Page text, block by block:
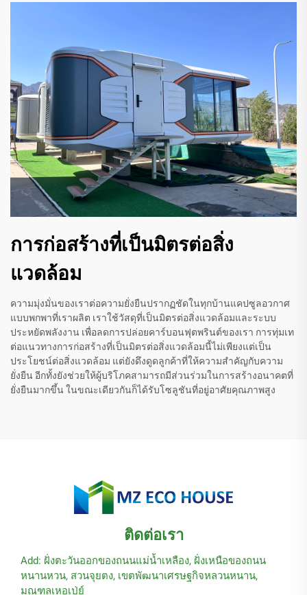
การก่อสร้างที่เป็นมิตรต่อสิ่ง
แวดล้อม
ความมุ่งมั่นของเราต่อความยั่งยืนปรากฏชัดในทุกบ้านแคปซูลอวกาศ
แบบพกพาที่เราผลิต เราใช้วัสดุที่เป็นมิตรต่อสิ่งแวดล้อมและระบบ
ประหยัดพลังงาน เพื่อลดการปล่อยคาร์บอนฟุตพรินต์ของเรา การทุ่มเท
ต่อแนวทางการก่อสร้างที่เป็นมิตรต่อสิ่งแวดล้อมนี้ไม่เพียงแต่เป็น
ประโยชน์ต่อสิ่งแวดล้อม แต่ยังดึงดูดลูกค้าที่ให้ความสำคัญกับความ
ยั่งยืน อีกทั้งยังช่วยให้ผู้บริโภคสามารถมีส่วนร่วมในการสร้างอนาคตที่
ยั่งยืนมากขึ้น ในขณะเดียวกันก็ได้รับโซลูชันที่อยู่อาศัยคุณภาพสูง
ติดต่อเรา
Add: ฝั่งตะวันออกของถนนแม่น้ำเหลือง, ฝั่งเหนือของถนน
หนานหวน, สวนจุยตง, เขตพัฒนาเศรษฐกิจหลวนหนาน,
มณฑลเหอเป่ย์